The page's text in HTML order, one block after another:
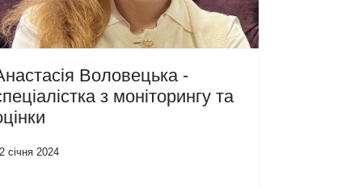
Воловецька -
з моніторингу та
січня 2024